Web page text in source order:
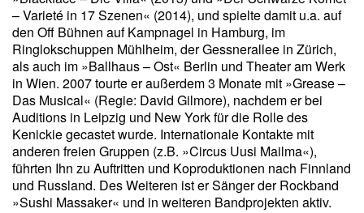
– Varieté in 17 Szenen« (2014), und spielte damit u.a. auf
den Off Bühnen auf Kampnagel in Hamburg, im
Ringlokschuppen Mühlheim, der Gessnerallee in Zürich,
als auch im »Ballhaus – Ost« Berlin und Theater am Werk
in Wien. 2007 tourte er außerdem 3 Monate mit »Grease –
Das Musical« (Regie: David Gilmore), nachdem er bei
Auditions in Leipzig und New York für die Rolle des
Kenickie gecastet wurde. Internationale Kontakte mit
anderen freien Gruppen (z.B. »Circus Uusi Mailma«),
führten Ihn zu Auftritten und Koproduktionen nach Finnland
und Russland. Des Weiteren ist er Sänger der Rockband
»Sushi Massaker« und in weiteren Bandprojekten aktiv.